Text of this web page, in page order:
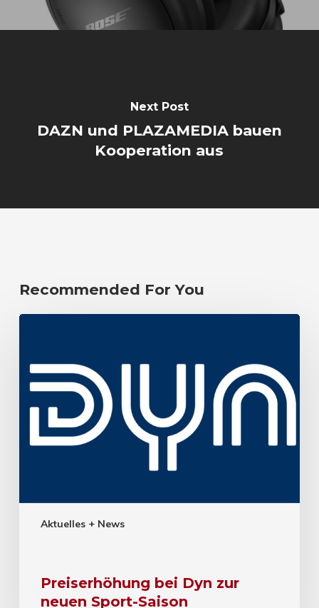
Next Post
DAZN und PLAZAMEDIA bauen
Kooperation aus
Recommended For You
Aktuelles + News
Preiserhöhung bei Dyn zur
neuen Sport-Saison